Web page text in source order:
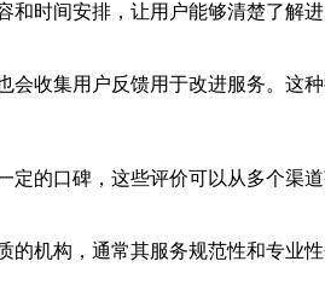
时间安排，让用户能够清楚了解
收集用户反馈用于改进服务。这
的口碑，这些评价可以从多个渠
机构，通常其服务规范性和专业性